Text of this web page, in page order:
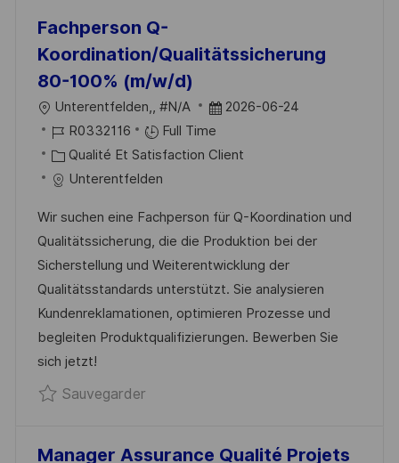
E
S
T
E
Fachperson Q-
Koordination/Qualitätssicherung
80-100% (m/w/d)
L
O
C
A
S
A
T
I
O
N
Unterentfelden,, #N/A
D
A
T
’
A
F
F
I
C
2026-06-24
R
É
F
R
E
N
C
E
D
U
P
R0332116
Full Time
C
A
É
G
O
R
I
E
Qualité Et Satisfaction Client
Unterentfelden
Wir suchen eine Fachperson für Q-Koordination und
Qualitätssicherung, die die Produktion bei der
Sicherstellung und Weiterentwicklung der
Qualitätsstandards unterstützt. Sie analysieren
Kundenreklamationen, optimieren Prozesse und
begleiten Produktqualifizierungen. Bewerben Sie
sich jetzt!
SauvegarderSauvegarder Fachperson Q-
Manager Assurance Qualité Projets